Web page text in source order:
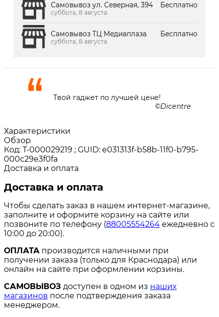
Самовывоз ул. Северная, 394 Бесплатно
суббота, 8 августа
Самовывоз ТЦ Медиаплаза Бесплатно
суббота, 8 августа
Твой гаджет по лучшей цене!
Dicentre
Характеристики
Обзор
Код: Т-000029219 ; GUID: e031313f-b58b-11f0-b795-
000c29e3f0fa
Доставка и оплата
Доставка и оплата
Чтобы сделать заказ в нашем интернет-магазине,
заполните и оформите корзину на сайте или
позвоните по телефону (88005554264 ежедневно с
10:00 до 20:00).
ОПЛАТА производится наличными при
получении заказа (только для Краснодара) или
онлайн на сайте при оформлении корзины.
САМОВЫВОЗ доступен в одном из наших
магазинов после подтверждения заказа
менеджером.